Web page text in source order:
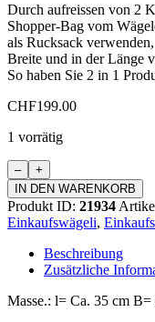
Durch aufreissen von 2
Shopper-Bag vom
als Rucksack
Breite und in der Länge
So haben Sie 2 in 1
CHF199.00
1 vorrätig
Einkaufswagen
Zipper
Menge
IN DEN WARENKORB
Produkt ID: 21934
Einkaufswägeli,
Beschreibung
Zusätzliche
Masse.: l= Ca. 35 cm